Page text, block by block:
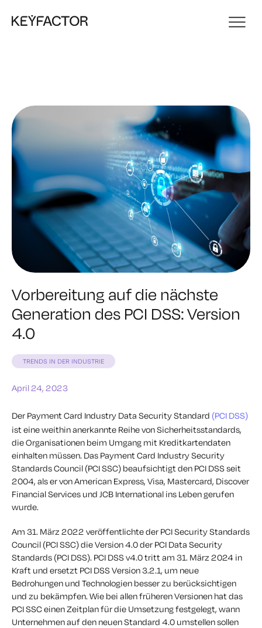
Vorbereitung auf die nächste
Generation des PCI DSS: Version
4.0
TRENDS IN DER INDUSTRIE
April 24, 2023
Der Payment Card Industry Data Security Standard (PCI DSS)
ist eine weithin anerkannte Reihe von Sicherheitsstandards,
die Organisationen beim Umgang mit Kreditkartendaten
einhalten müssen. Das Payment Card Industry Security
Standards Council (PCI SSC) beaufsichtigt den PCI DSS seit
2004, als er von American Express, Visa, Mastercard, Discover
Financial Services und JCB International ins Leben gerufen
wurde.
Am 31. März 2022 veröffentlichte der PCI Security Standards
Council (PCI SSC) die Version 4.0 der PCI Data Security
Standards (PCI DSS). PCI DSS v4.0 tritt am 31. März 2024 in
Kraft und ersetzt PCI DSS Version 3.2.1, um neue
Bedrohungen und Technologien besser zu berücksichtigen
und zu bekämpfen. Wie bei allen früheren Versionen hat das
PCI SSC einen Zeitplan für die Umsetzung festgelegt, wann
Unternehmen auf den neuen Standard 4.0 umstellen sollen